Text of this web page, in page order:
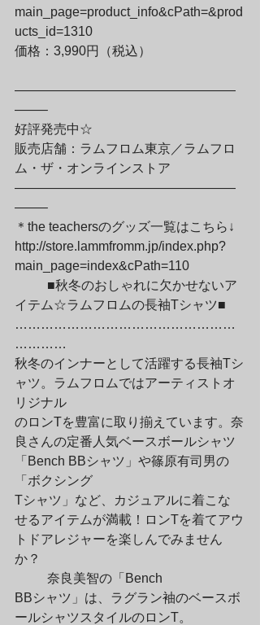
main_page=product_info&cPath=&prod
ucts_id=1310
価格：3,990円（税込）
—————————————————
——–
好評発売中☆
販売店舗：ラムフロム東京／ラムフロ
ム・ザ・オンラインストア
—————————————————
——–
＊the teachersのグッズ一覧はこちら↓
http://store.lammfromm.jp/index.php?
main_page=index&cPath=110
イテム☆ラムフロムの長袖Tシャツ■
……………………………………………
…………
秋冬のインナーとして活躍する長袖Tシ
ャツ。ラムフロムではアーティストオ
リジナル
のロンTを豊富に取り揃えています。奈
良さんの定番人気ベースボールシャツ
「Bench BBシャツ」や篠原有司男の
「ボクシング
Tシャツ」など、カジュアルに着こな
せるアイテムが満載！ロンTを着てアウ
トドアレジャーを楽しんでみません
か？
BBシャツ」は、ラグラン袖のベースボ
ールシャツスタイルのロンT。